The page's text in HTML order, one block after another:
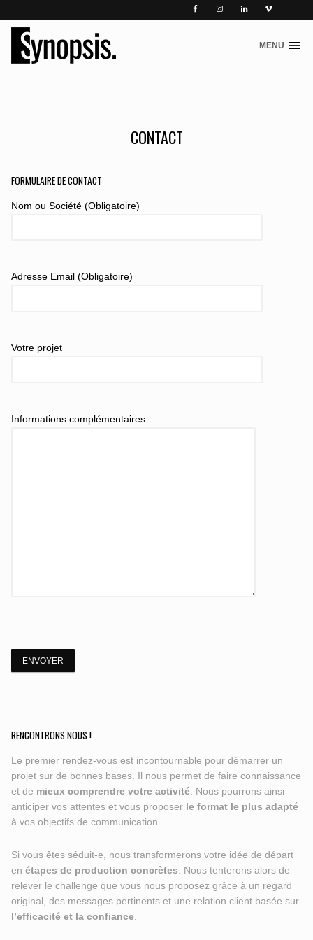
n
e
MENU
CONTACT
FORMULAIRE DE CONTACT
Nom ou Société (Obligatoire)
Adresse Email (Obligatoire)
Votre projet
Informations complémentaires
RENCONTRONS NOUS !
Le premier rendez-vous est incontournable pour démarrer un
projet sur de bonnes bases. Il nous permet de faire connaissance
et de mieux comprendre votre activité. Nous pourrons ainsi
anticiper vos attentes et vous proposer le format le plus adapté
à vos objectifs de communication.
Si vous êtes séduit-e, nous transformerons votre idée de départ
en étapes de production concrètes. Nous tenterons alors de
relever le challenge que vous nous proposez grâce à un regard
original, des messages pertinents et une relation client basée sur
l’efficacité et la confiance.